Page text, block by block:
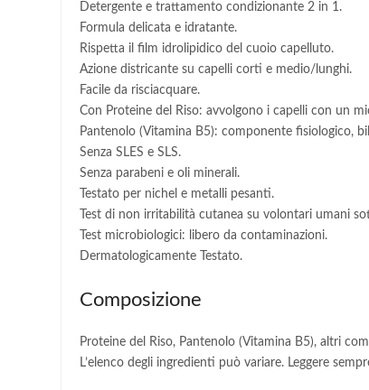
Detergente e trattamento condizionante 2 in 1.
Formula delicata e idratante.
Rispetta il film idrolipidico del cuoio capelluto.
Azione districante su capelli corti e medio/lunghi.
Facile da risciacquare.
Con Proteine del Riso: avvolgono i capelli con un
Pantenolo (Vitamina B5): componente fisiologico,
Senza SLES e SLS.
Senza parabeni e oli minerali.
Testato per nichel e metalli pesanti.
Test di non irritabilità cutanea su volontari umani
Test microbiologici: libero da contaminazioni.
Dermatologicamente Testato.
Composizione
Proteine del Riso, Pantenolo (Vitamina B5), altri
L’elenco degli ingredienti può variare. Leggere